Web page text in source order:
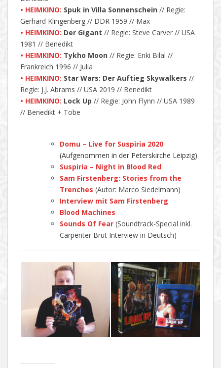
• HEIMKINO: Spuk in Villa Sonnenschein // Regie:
Gerhard Klingenberg // DDR 1959 // Max
• HEIMKINO: Der Gigant // Regie: Steve Carver // USA
1981 // Benedikt
• HEIMKINO: Tykho Moon // Regie: Enki Bilal //
Frankreich 1996 // Julia
• HEIMKINO: Star Wars: Der Auftieg Skywalkers //
Regie: J.J. Abrams // USA 2019 // Benedikt
• HEIMKINO: Lock Up // Regie: John Flynn // USA 1989
// Benedikt + Tobe
Domu – Live for Suspiria 2020
(Aufgenommen in der Peterskirche Leipzig)
Suspiria – Night in Blood Red
Sam Firstenberg: Stories from the
Trenches (Autor: Marco Siedelmann)
Interview mit Sam Firstenberg
Blood Machines
Sounds Of Fear (Soundtrack-Special inkl.
Carpenter Brut Interview in Deutsch)